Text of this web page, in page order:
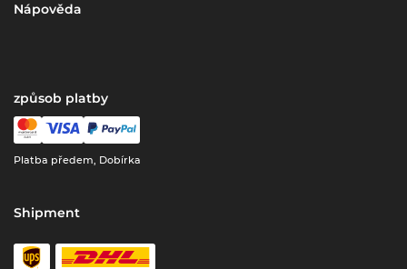
Nápověda
způsob platby
Platba předem, Dobírka
Shipment